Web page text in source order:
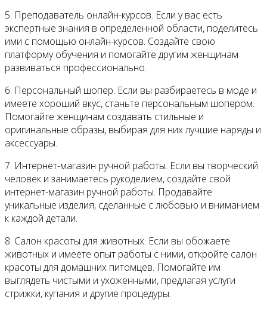
5. Преподаватель онлайн-курсов. Если у вас есть
экспертные знания в определенной области, поделитесь
ими с помощью онлайн-курсов. Создайте свою
платформу обучения и помогайте другим женщинам
развиваться профессионально.
6. Персональный шопер. Если вы разбираетесь в моде и
имеете хороший вкус, станьте персональным шопером.
Помогайте женщинам создавать стильные и
оригинальные образы, выбирая для них лучшие наряды и
аксессуары.
7. Интернет-магазин ручной работы. Если вы творческий
человек и занимаетесь рукоделием, создайте свой
интернет-магазин ручной работы. Продавайте
уникальные изделия, сделанные с любовью и вниманием
к каждой детали.
8. Салон красоты для животных. Если вы обожаете
животных и имеете опыт работы с ними, откройте салон
красоты для домашних питомцев. Помогайте им
выглядеть чистыми и ухоженными, предлагая услуги
стрижки, купания и другие процедуры.